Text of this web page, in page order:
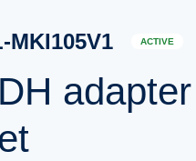
MKI105V1 ACTIVE